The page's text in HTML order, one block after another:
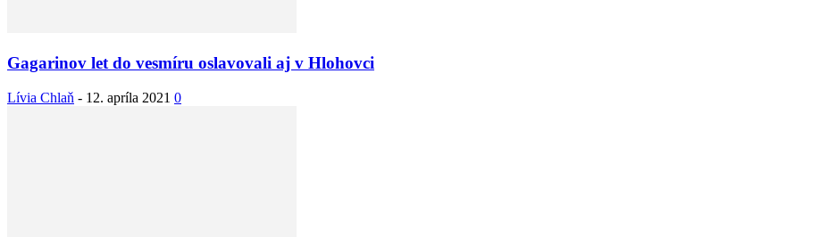
Gagarinov let do vesmíru oslavovali aj v Hlohovci
Lívia Chlaň - 12. apríla 2021 0